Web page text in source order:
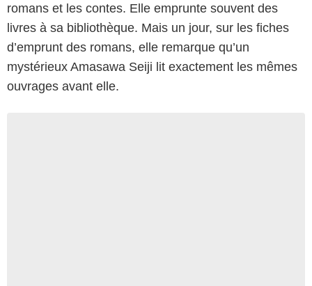
romans et les contes. Elle emprunte souvent des
livres à sa bibliothèque. Mais un jour, sur les fiches
d’emprunt des romans, elle remarque qu’un
mystérieux Amasawa Seiji lit exactement les mêmes
ouvrages avant elle.